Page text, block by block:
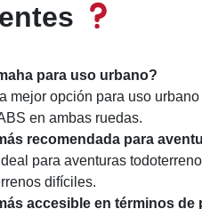
para uso urbano?
mejor opción para uso
en ambas ruedas.
recomendada para
para aventuras
difíciles.
accesible en términos de